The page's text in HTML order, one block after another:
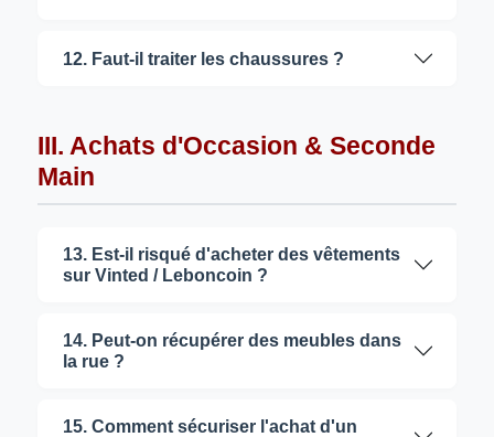
12. Faut-il traiter les chaussures ?
III. Achats d'Occasion & Seconde
Main
13. Est-il risqué d'acheter des vêtements
sur Vinted / Leboncoin ?
14. Peut-on récupérer des meubles dans
la rue ?
15. Comment sécuriser l'achat d'un